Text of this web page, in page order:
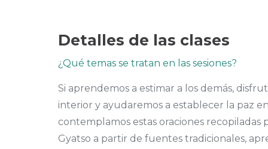
Detalles de las clases
¿Qué temas se tratan en las sesiones?
Si aprendemos a estimar a los demás,
interior y ayudaremos a establecer la paz
contemplamos estas oraciones recopiladas
Gyatso a partir de fuentes tradicionales,